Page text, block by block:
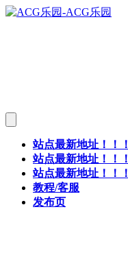
站点最新地址！！！
站点最新地址！！！
站点最新地址！！！
教程/客服
发布页